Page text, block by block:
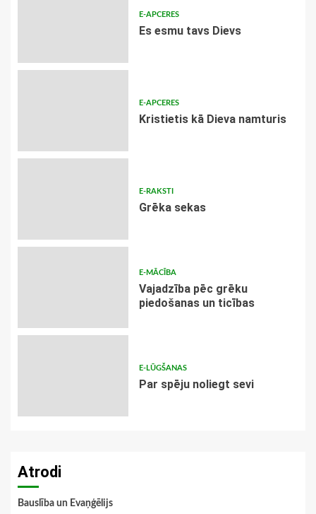
E-APCERES
Es esmu tavs Dievs
E-APCERES
Kristietis kā Dieva namturis
E-RAKSTI
Grēka sekas
E-MĀCĪBA
Vajadzība pēc grēku
piedošanas un ticības
E-LŪGŠANAS
Par spēju noliegt sevi
Atrodi
Bauslība un Evaņģēlijs